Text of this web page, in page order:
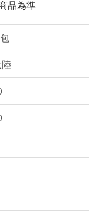
品為準